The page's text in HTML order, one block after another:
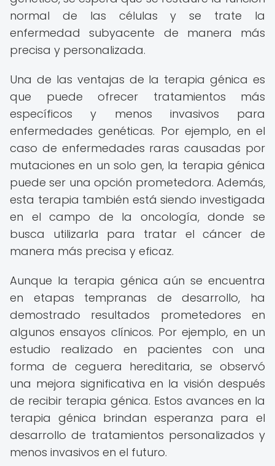
normal de las células y se trate la
enfermedad subyacente de manera más
precisa y personalizada.
Una de las ventajas de la terapia génica es
que puede ofrecer tratamientos más
específicos y menos invasivos para
enfermedades genéticas. Por ejemplo, en el
caso de enfermedades raras causadas por
mutaciones en un solo gen, la terapia génica
puede ser una opción prometedora. Además,
esta terapia también está siendo investigada
en el campo de la oncología, donde se
busca utilizarla para tratar el cáncer de
manera más precisa y eficaz.
Aunque la terapia génica aún se encuentra
en etapas tempranas de desarrollo, ha
demostrado resultados prometedores en
algunos ensayos clínicos. Por ejemplo, en un
estudio realizado en pacientes con una
forma de ceguera hereditaria, se observó
una mejora significativa en la visión después
de recibir terapia génica. Estos avances en la
terapia génica brindan esperanza para el
desarrollo de tratamientos personalizados y
menos invasivos en el futuro.